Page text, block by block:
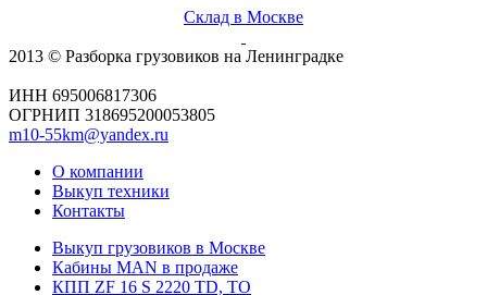
Склад в Москве
2013 © Разборка грузовиков на Ленинградке
ИНН 695006817306
ОГРНИП 318695200053805
m10-55km@yandex.ru
О компании
Выкуп техники
Контакты
Выкуп грузовиков в Москве
Кабины MAN в продаже
КПП ZF 16 S 2220 TD, TO